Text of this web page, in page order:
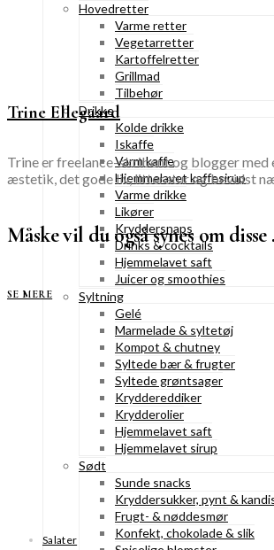
Hovedretter
Varme retter
Vegetarretter
Kartoffelretter
Grillmad
Tilbehør
Drikke
Kolde drikke
Iskaffe
Varm kaffe
Hjemmelavet kaffesirup
Varme drikke
Likører
Kryddersnaps
Drinks & cocktails
Hjemmelavet saft
Juicer og smoothies
Syltning
Gelé
Marmelade & syltetøj
Kompot & chutney
Syltede bær & frugter
Syltede grøntsager
Kryddereddiker
Krydderolier
Hjemmelavet saft
Hjemmelavet sirup
Sødt
Sunde snacks
Kryddersukker, pynt &
Frugt- & nøddesmør
Konfekt, chokolade & slik
Trine Ellegaard
Trine er freelance-skribent og blogger med
æstetik, det gode liv, litteratur og bevidst
Måske vil du også synes om disse
SE MERE
Salater